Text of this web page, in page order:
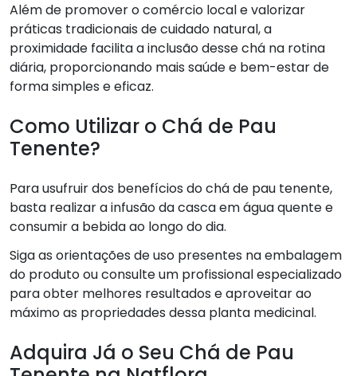
Além de promover o comércio local e valorizar
práticas tradicionais de cuidado natural, a
proximidade facilita a inclusão desse chá na rotina
diária, proporcionando mais saúde e bem-estar de
forma simples e eficaz.
Como Utilizar o Chá de Pau
Tenente?
Para usufruir dos benefícios do chá de pau tenente,
basta realizar a infusão da casca em água quente e
consumir a bebida ao longo do dia.
Siga as orientações de uso presentes na embalagem
do produto ou consulte um profissional especializado
para obter melhores resultados e aproveitar ao
máximo as propriedades dessa planta medicinal.
Adquira Já o Seu Chá de Pau